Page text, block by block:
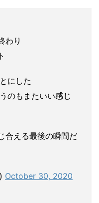
わり
にした
のもまたいい感じ
合える最後の瞬間だ
October 30, 2020